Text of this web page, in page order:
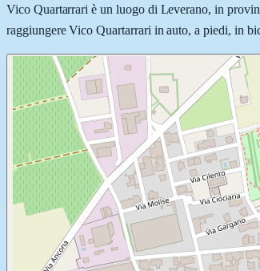
Vico Quartarrari è un luogo di Leverano, in
raggiungere Vico Quartarrari in auto, a piedi, in